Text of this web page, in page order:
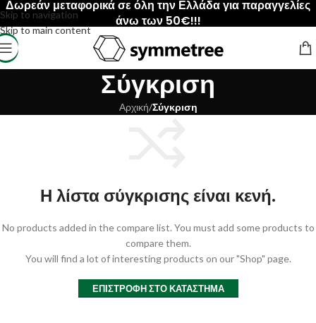
Skip to navigation
Skip to main content
Δωρεάν μεταφορικά σε όλη την Ελλάδα για παραγγελίες
άνω των 50€!!!
Σύγκριση
Αρχική/Σύγκριση
Η λίστα σύγκρισης είναι κενή.
No products added in the compare list. You must add some products to
compare them.
You will find a lot of interesting products on our "Shop" page.
ΕΠΙΣΤΡΟΦΉ ΣΤΟ ΚΑΤΆΣΤΗΜΑ